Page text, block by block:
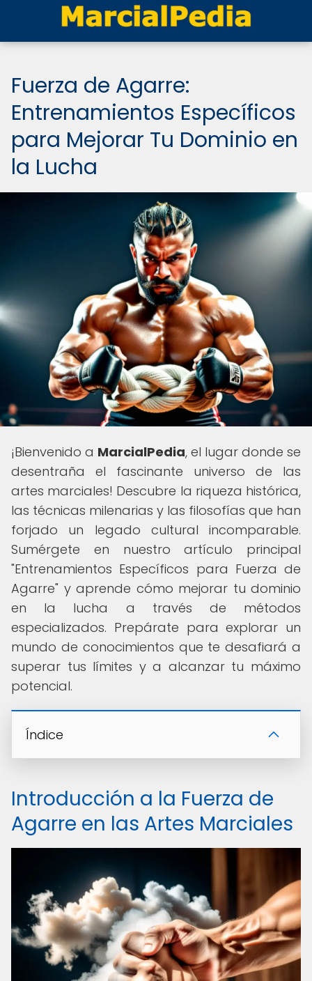
Fuerza de Agarre:
Entrenamientos Específicos
para Mejorar Tu Dominio en
la Lucha
¡Bienvenido a MarcialPedia, el lugar donde se
desentraña el fascinante universo de las
artes marciales! Descubre la riqueza histórica,
las técnicas milenarias y las filosofías que han
forjado un legado cultural incomparable.
Sumérgete en nuestro artículo principal
"Entrenamientos Específicos para Fuerza de
Agarre" y aprende cómo mejorar tu dominio
en la lucha a través de métodos
especializados. Prepárate para explorar un
mundo de conocimientos que te desafiará a
superar tus límites y a alcanzar tu máximo
potencial.
Índice
Introducción a la Fuerza de
Agarre en las Artes Marciales